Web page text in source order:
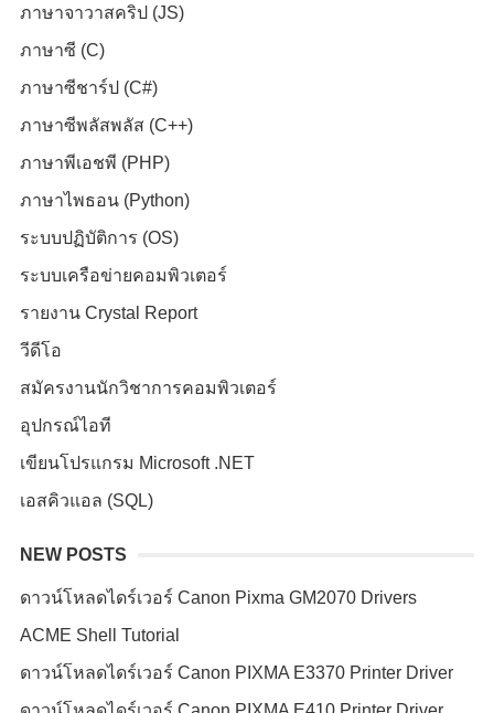
ภาษาจาวาสคริป (JS)
ภาษาซี (C)
ภาษาซีชาร์ป (C#)
ภาษาซีพลัสพลัส (C++)
ภาษาพีเอชพี (PHP)
ภาษาไพธอน (Python)
ระบบปฏิบัติการ (OS)
ระบบเครือข่ายคอมพิวเตอร์
รายงาน Crystal Report
วีดีโอ
สมัครงานนักวิชาการคอมพิวเตอร์
อุปกรณ์ไอที
เขียนโปรแกรม Microsoft .NET
เอสคิวแอล (SQL)
NEW POSTS
ดาวน์โหลดไดร์เวอร์ Canon Pixma GM2070 Drivers
ACME Shell Tutorial
ดาวน์โหลดไดร์เวอร์ Canon PIXMA E3370 Printer Driver